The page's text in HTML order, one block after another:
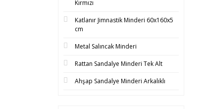
Kırmızı
Katlanır Jimnastik Minderi 60x160x5
cm
Metal Salıncak Minderi
Rattan Sandalye Minderi Tek Alt
Ahşap Sandalye Minderi Arkalıklı